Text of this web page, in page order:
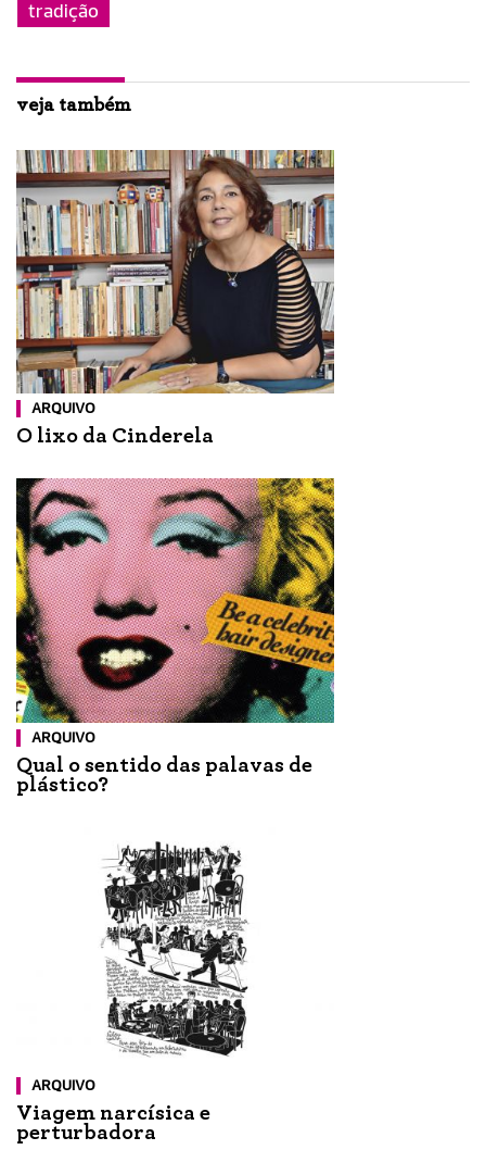
tradição
veja também
ARQUIVO
O lixo da Cinderela
ARQUIVO
Qual o sentido das palavas de
plástico?
ARQUIVO
Viagem narcísica e
perturbadora